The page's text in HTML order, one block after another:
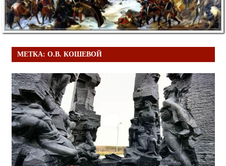
МЕТКА: О.В. КОШЕВОЙ